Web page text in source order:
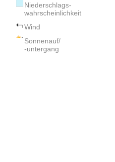
Niederschlags-
wahrscheinlichkeit
Wind
Sonnenauf/
-untergang